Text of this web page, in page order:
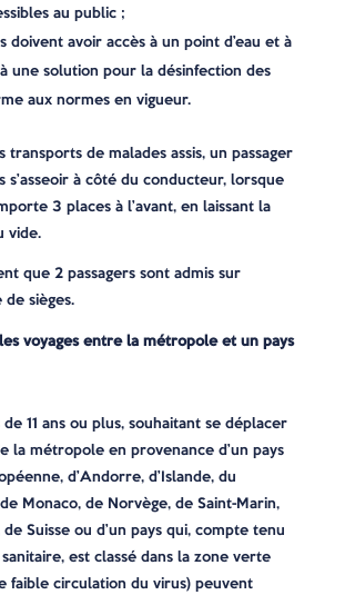
au public ;
doivent avoir accès à un point d’eau et à
une solution pour la désinfection des
aux normes en vigueur.
transports de malades assis, un passager
s’asseoir à côté du conducteur, lorsque
3 places à l’avant, en laissant la
vide.
que 2 passagers sont admis sur
sièges.
voyages entre la métropole et un pays
11 ans ou plus, souhaitant se déplacer
la métropole en provenance d’un pays
d’Andorre, d’Islande, du
Monaco, de Norvège, de Saint-Marin,
de Suisse ou d’un pays qui, compte tenu
est classé dans la zone verte
faible circulation du virus) peuvent